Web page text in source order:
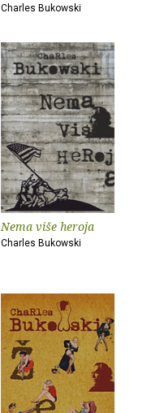
Charles Bukowski
Nema više heroja
Charles Bukowski